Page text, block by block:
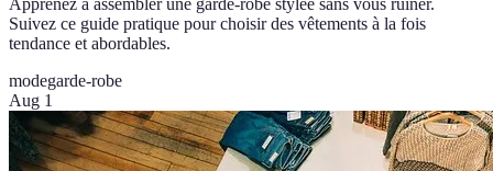
Suivez ce guide pratique pour choisir des vêtements à la fois
tendance et abordables.
modegarde-robe
Aug 1